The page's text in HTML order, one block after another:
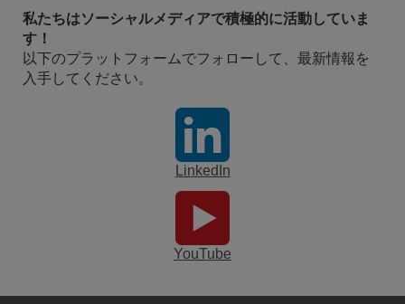
私たちはソーシャルメディアで積極的に活動していま
す！
以下のプラットフォームでフォローして、最新情報を
入手してください。
LinkedIn
YouTube